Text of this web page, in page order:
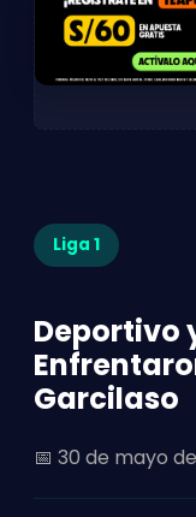
Liga 1
Deportivo
Garcilaso
📅 30 de mayo